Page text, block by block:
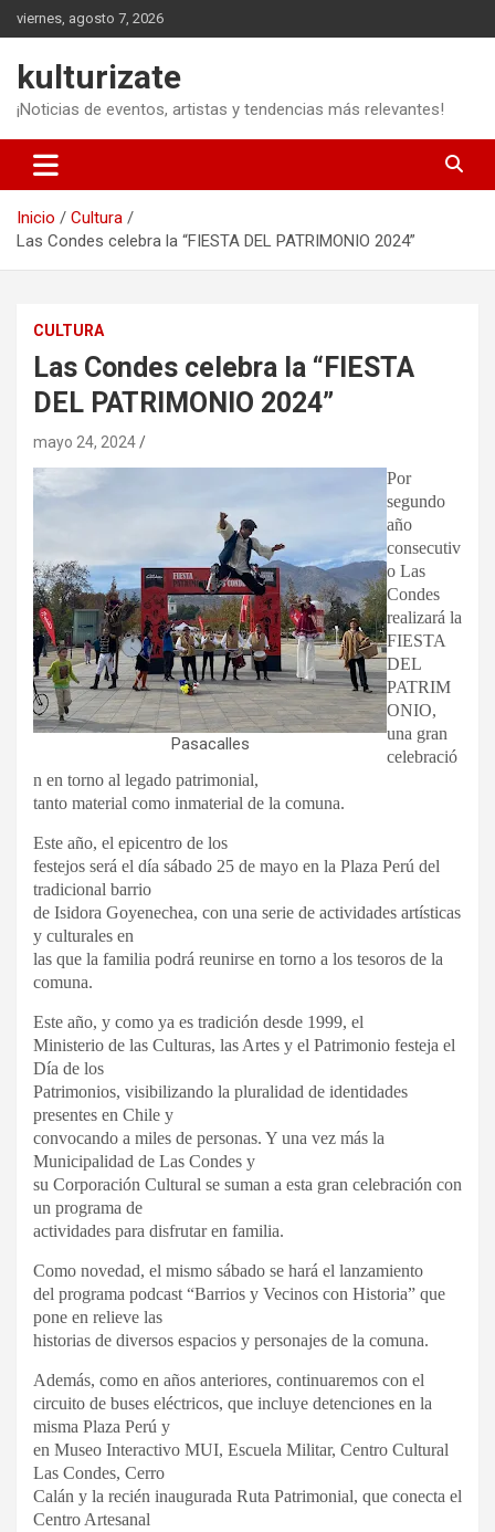
Saltar
al
viernes, agosto 7, 2026
kulturizate
¡Noticias de eventos, artistas y tendencias más relevantes!
Inicio
Cultura
Las Condes celebra la “FIESTA DEL PATRIMONIO 2024”
CULTURA
Las Condes celebra la “FIESTA
DEL PATRIMONIO 2024”
mayo 24, 2024
Pasacalles
Por
segundo
año
consecutiv
o Las
Condes
realizará la
FIESTA
DEL
PATRIM
ONIO,
una gran
celebració
n en torno al legado patrimonial,
tanto material como inmaterial de la comuna.
Este año, el epicentro de los
festejos será el día sábado 25 de mayo en la Plaza Perú del
tradicional barrio
de Isidora Goyenechea, con una serie de actividades artísticas
y culturales en
las que la familia podrá reunirse en torno a los tesoros de la
comuna.
Este año, y como ya es tradición desde 1999, el
Ministerio de las Culturas, las Artes y el Patrimonio festeja el
Día de los
Patrimonios, visibilizando la pluralidad de identidades
presentes en Chile y
convocando a miles de personas. Y una vez más la
Municipalidad de Las Condes y
su Corporación Cultural se suman a esta gran celebración con
un programa de
actividades para disfrutar en familia.
Como novedad, el mismo sábado se hará el lanzamiento
del programa podcast “Barrios y Vecinos con Historia” que
pone en relieve las
historias de diversos espacios y personajes de la comuna.
Además, como en años anteriores, continuaremos con el
circuito de buses eléctricos, que incluye detenciones en la
misma Plaza Perú y
en Museo Interactivo MUI, Escuela Militar, Centro Cultural
Las Condes, Cerro
Calán y la recién inaugurada Ruta Patrimonial, que conecta el
Centro Artesanal